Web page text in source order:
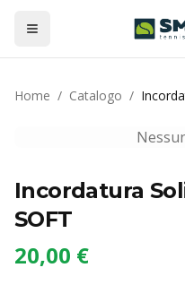
Home / Catalogo /
Incordatura
SOFT
20,00 €